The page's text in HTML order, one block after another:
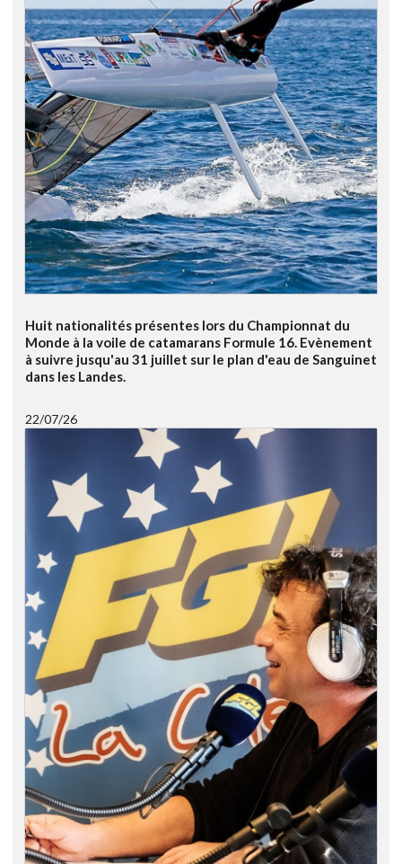
Huit nationalités présentes lors du Championnat du
Monde à la voile de catamarans Formule 16. Evènement
à suivre jusqu'au 31 juillet sur le plan d'eau de Sanguinet
dans les Landes.
22/07/26